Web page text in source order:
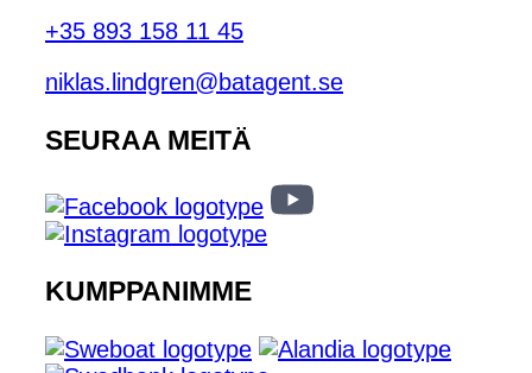
+35 893 158 11 45
niklas.lindgren@batagent.se
SEURAA MEITÄ
KUMPPANIMME